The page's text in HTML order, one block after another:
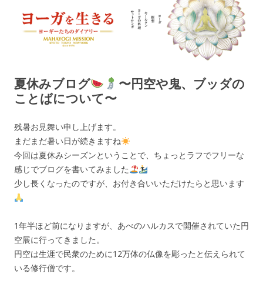
ヨーガを生きる — MAHAYOGI
MISSION ブログ
夏休みブログ
〜円空や鬼、ブッダの
ことばについて〜
残暑お見舞い申し上げます。
まだまだ暑い日が続きますね
今回は夏休みシーズンということで、ちょっとラフでフリーな
感じでブログを書いてみました
少し長くなったのですが、お付き合いいただけたらと思います
1年半ほど前になりますが、あべのハルカスで開催されていた円
空展に行ってきました。
円空は生涯で民衆のために12万体の仏像を彫ったと伝えられて
いる修行僧です。